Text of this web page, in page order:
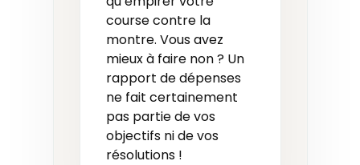
course contre la
montre. Vous avez
mieux à faire non ? Un
rapport de dépenses
ne fait certainement
pas partie de vos
objectifs ni de vos
résolutions !